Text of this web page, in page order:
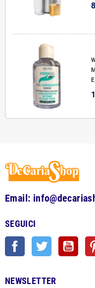
Email:
SEGUICI
Facebook Twitter
NEWSLETTER